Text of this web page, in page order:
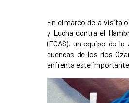
En el marco de la visita
y Lucha contra el
(FCAS), un equipo de
cuencas de los ríos
enfrenta este